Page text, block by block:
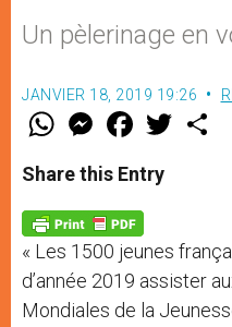
Un pèlerinage en
JANVIER 18, 2019 19:26
W
t
s
p
p
M
e
s
e
g
e
r
F
a
e
b
o
k
w
Share this Entry
« Les 1500 jeunes
d’année 2019 assister
Mondiales de la